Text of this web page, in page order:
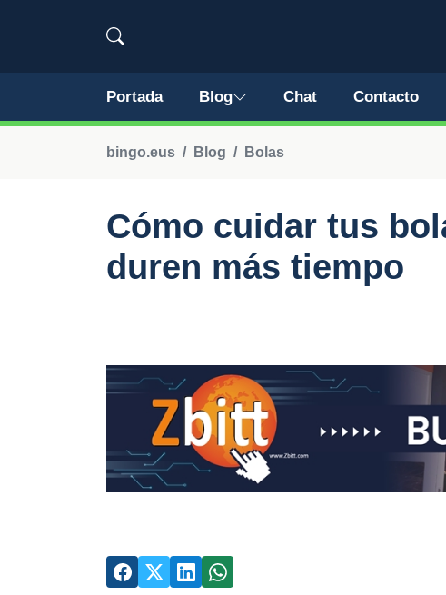
Portada Blog Chat Contacto
bingo.eus Blog Bolas
Cómo cuidar tus
duren más tiempo